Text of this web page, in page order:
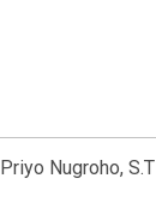
Priyo Nugroho, S.T